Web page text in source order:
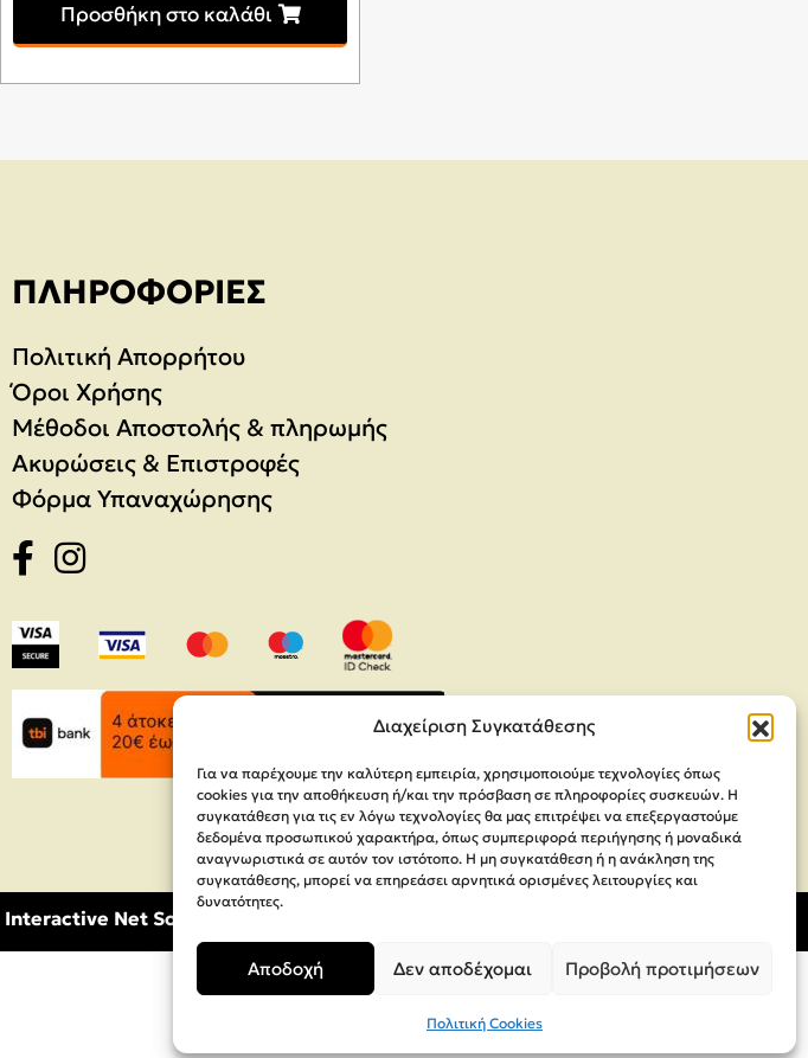
Διαχείριση Συγκατάθεσης
Για να παρέχουμε την καλύτερη εμπειρία, χρησιμοποιούμε τεχνολογίες όπως
cookies για την αποθήκευση ή/και την πρόσβαση σε πληροφορίες συσκευών. Η
συγκατάθεση για τις εν λόγω τεχνολογίες θα μας επιτρέψει να επεξεργαστούμε
δεδομένα προσωπικού χαρακτήρα, όπως συμπεριφορά περιήγησης ή μοναδικά
αναγνωριστικά σε αυτόν τον ιστότοπο. Η μη συγκατάθεση ή η ανάκληση της
συγκατάθεσης, μπορεί να επηρεάσει αρνητικά ορισμένες λειτουργίες και
δυνατότητες.
Αποδοχή Δεν αποδέχομαι Προβολή προτιμήσεων
Πολιτική Cookies
Προσθήκη στο καλάθι
ΠΛΗΡΟΦΟΡΊΕΣ
Πολιτική Απορρήτου
Όροι Χρήσης
Μέθοδοι Αποστολής & πληρωμής
Ακυρώσεις & Επιστροφές
Φόρμα Υπαναχώρησης
Interactive Net Solutions